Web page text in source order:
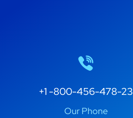
+1 -800-456-478-23
Our Phone